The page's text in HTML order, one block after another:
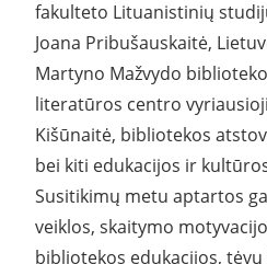
fakulteto Lituanistinių
Joana Pribušauskaitė,
Martyno Mažvydo
literatūros centro
Kišūnaitė, bibliotekos
bei kiti edukacijos ir
Susitikimų metu aptartos
veiklos, skaitymo
bibliotekos edukacijos,